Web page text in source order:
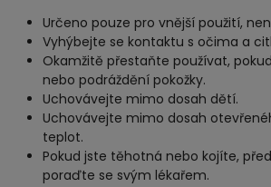
Určeno pouze pro vnější použití,
Vyhýbejte se kontaktu s očima a
Okamžitě přestaňte používat,
nebo podráždění pokožky.
Uchovávejte mimo dosah dětí.
Uchovávejte mimo dosah
teplot.
Pokud jste těhotná nebo kojíte,
poraďte se svým lékařem.